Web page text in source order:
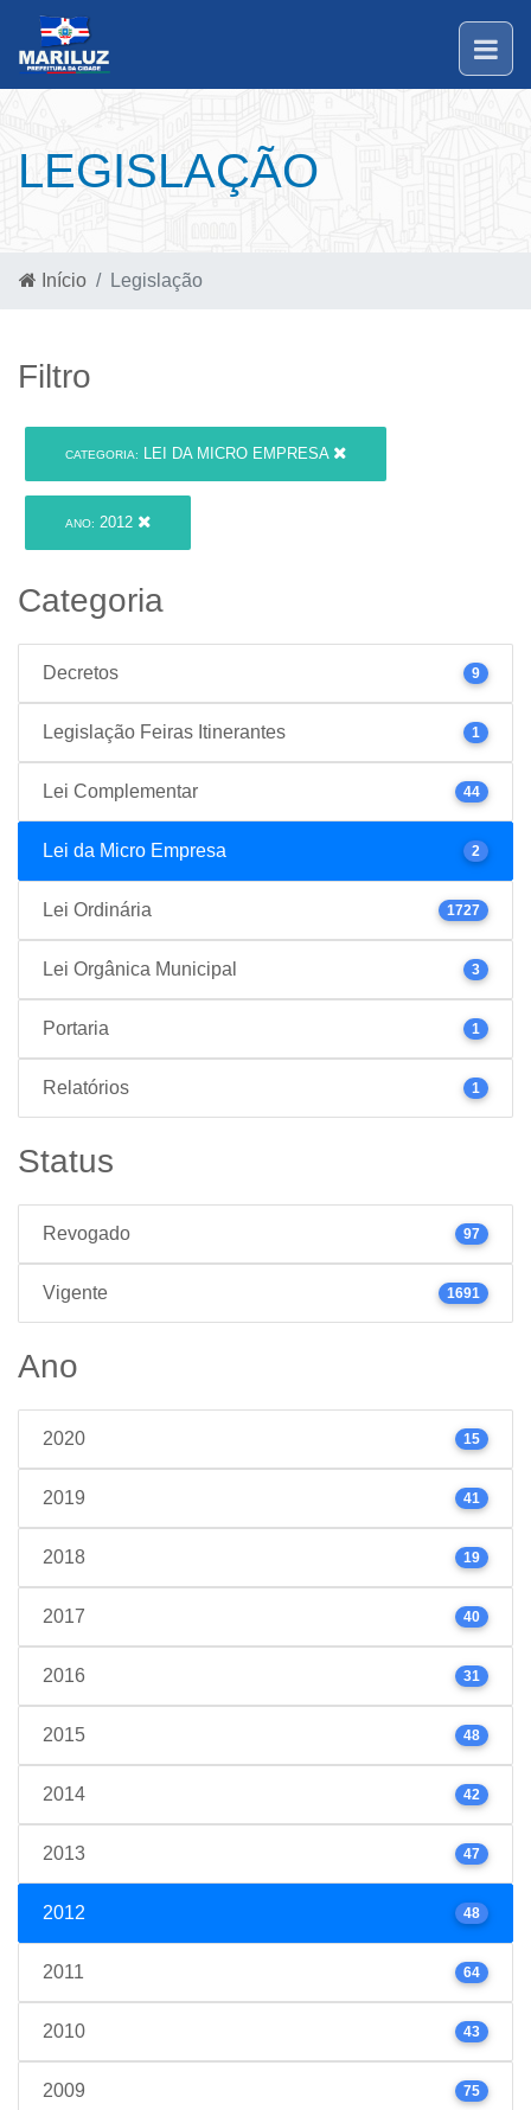
LEGISLAÇÃO
Início Legislação
Filtro
CATEGORIA: LEI DA MICRO EMPRESA
ANO: 2012
Categoria
Decretos 9
Legislação Feiras Itinerantes 1
Lei Complementar 44
Lei da Micro Empresa 2
Lei Ordinária 1727
Lei Orgânica Municipal 3
Portaria 1
Relatórios 1
Status
Revogado 97
Vigente 1691
Ano
2020 15
2019 41
2018 19
2017 40
2016 31
2015 48
2014 42
2013 47
2012 48
2011 64
2010 43
2009 75